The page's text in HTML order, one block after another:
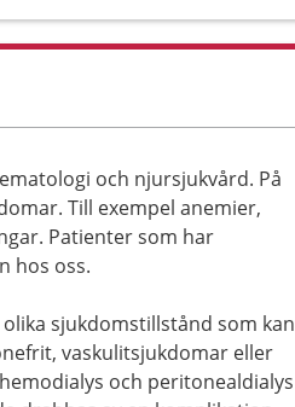
och njursjukvård. På
Till exempel anemier,
Patienter som har
hos oss.
sjukdomstillstånd som kan
vaskulitsjukdomar eller
och peritonealdialys